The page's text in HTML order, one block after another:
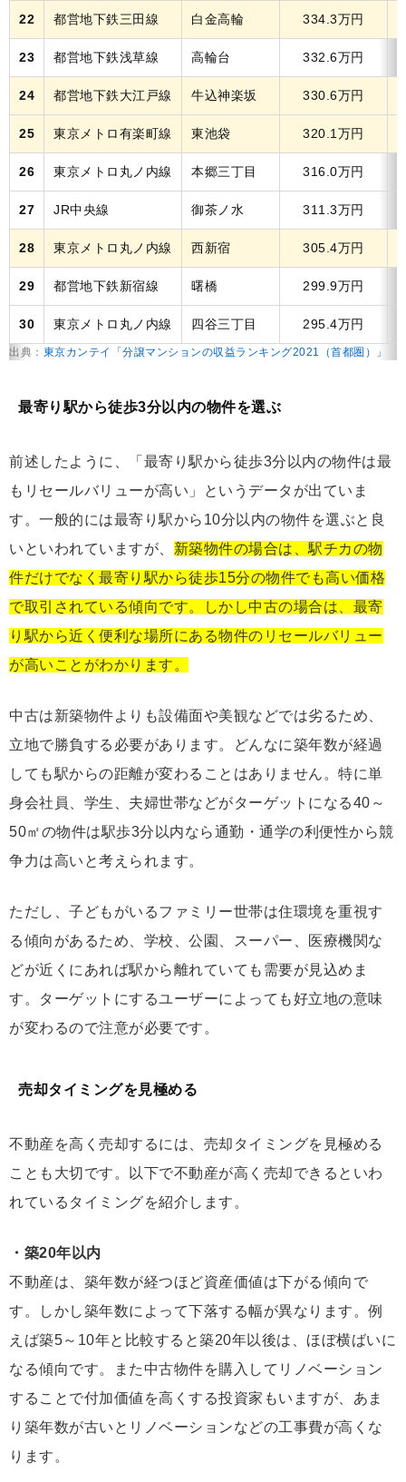
22 都営地下鉄三田線 白金高輪 334.3万円
23 都営地下鉄浅草線 高輪台 332.6万円
24 都営地下鉄大江戸線 牛込神楽坂 330.6万円
25 東京メトロ有楽町線 東池袋 320.1万円
26 東京メトロ丸ノ内線 本郷三丁目 316.0万円
27 JR中央線 御茶ノ水 311.3万円
28 東京メトロ丸ノ内線 西新宿 305.4万円
29 都営地下鉄新宿線 曙橋 299.9万円
30 東京メトロ丸ノ内線 四谷三丁目 295.4万円
出典： 東京カンテイ「分譲マンションの収益ランキング2021（首都圏）」
最寄り駅から徒歩3分以内の物件を選ぶ
前述したように、「最寄り駅から徒歩3分以内の物件は最
もリセールバリューが高い」というデータが出ていま
す。一般的には最寄り駅から10分以内の物件を選ぶと良
いといわれていますが、 新築物件の場合は、駅チカの物
件だけでなく最寄り駅から徒歩15分の物件でも高い価格
で取引されている傾向です。しかし中古の場合は、最寄
り駅から近く便利な場所にある物件のリセールバリュー
が高いことがわかります。
中古は新築物件よりも設備面や美観などでは劣るため、
立地で勝負する必要があります。どんなに築年数が経過
しても駅からの距離が変わることはありません。特に単
身会社員、学生、夫婦世帯などがターゲットになる40～
50㎡の物件は駅歩3分以内なら通勤・通学の利便性から競
争力は高いと考えられます。
ただし、子どもがいるファミリー世帯は住環境を重視す
る傾向があるため、学校、公園、スーパー、医療機関な
どが近くにあれば駅から離れていても需要が見込めま
す。ターゲットにするユーザーによっても好立地の意味
が変わるので注意が必要です。
売却タイミングを見極める
不動産を高く売却するには、売却タイミングを見極める
ことも大切です。以下で不動産が高く売却できるといわ
れているタイミングを紹介します。
・築20年以内
不動産は、築年数が経つほど資産価値は下がる傾向で
す。しかし築年数によって下落する幅が異なります。例
えば築5～10年と比較すると築20年以後は、ほぼ横ばいに
なる傾向です。また中古物件を購入してリノベーション
することで付加価値を高くする投資家もいますが、あま
り築年数が古いとリノベーションなどの工事費が高くな
ります。